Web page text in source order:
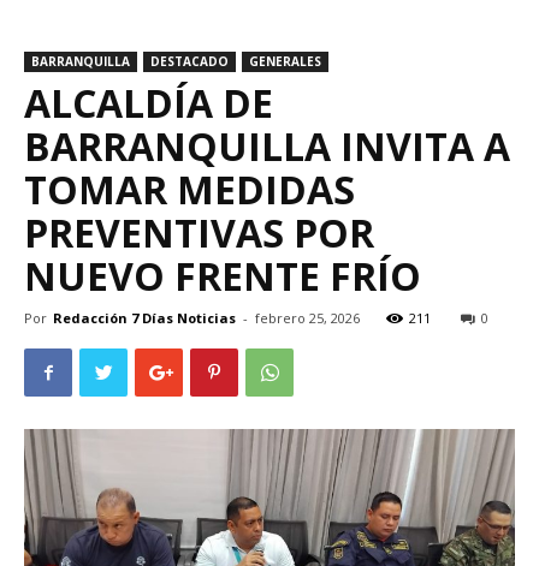
BARRANQUILLA DESTACADO GENERALES
ALCALDÍA DE
BARRANQUILLA INVITA A
TOMAR MEDIDAS
PREVENTIVAS POR
NUEVO FRENTE FRÍO
Por Redacción 7 Días Noticias - febrero 25, 2026 211 0